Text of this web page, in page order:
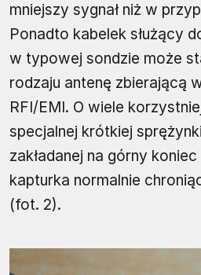
mniejszy sygnał niż w
Ponadto kabelek służący
w typowej sondzie może
rodzaju antenę zbierającą
RFI/EMI. O wiele
specjalnej krótkiej
zakładanej na górny
kapturka normalnie
(fot. 2).